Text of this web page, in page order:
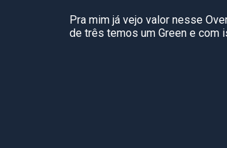
Pra mim já vejo valor nesse
de três temos um Green e com